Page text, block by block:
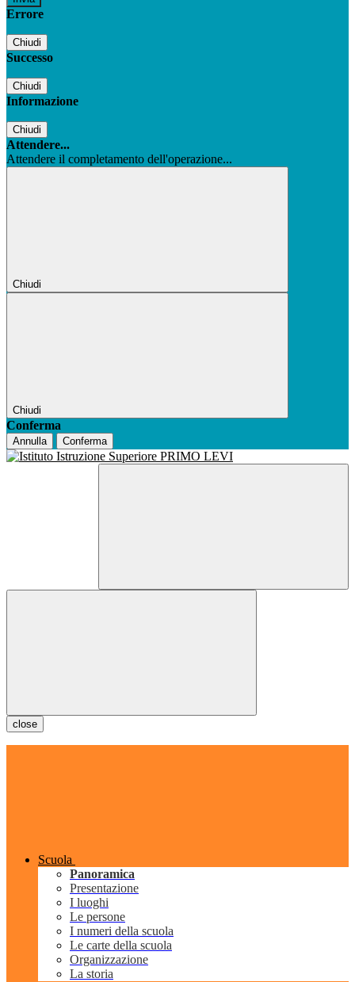
Errore
Chiudi
Successo
Chiudi
Informazione
Chiudi
Attendere...
Attendere il completamento dell'operazione...
Chiudi
Chiudi
Conferma
Annulla Conferma
close
Scuola
Panoramica
Presentazione
I luoghi
Le persone
I numeri della scuola
Le carte della scuola
Organizzazione
La storia